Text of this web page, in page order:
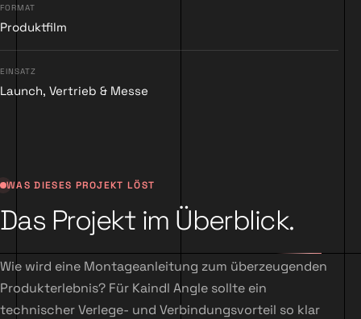
FORMAT
Produktfilm
EINSATZ
Launch, Vertrieb & Messe
WAS DIESES PROJEKT LÖST
Das Projekt im Überblick.
Wie wird eine Montageanleitung zum überzeugenden
Produkterlebnis? Für Kaindl Angle sollte ein
technischer Verlege- und Verbindungsvorteil so klar